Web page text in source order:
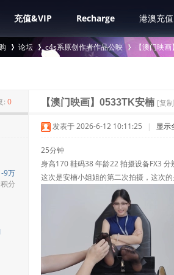
充值&VIP Recharge 港澳充值
>
论坛 c4s系原创作者作品公映
›
【澳门映
: 0 【澳门映画】0533TK安楠 [复
-9万
积分
发表于 2026-6-12 10:11:25 | 显示
25分钟
身高170 鞋码38 年龄22 拍摄设备FX3 分
这次是安楠小姐姐的第二次拍摄，这次